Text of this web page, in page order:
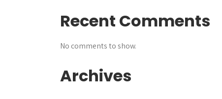
Recent Comments
No comments to show.
Archives